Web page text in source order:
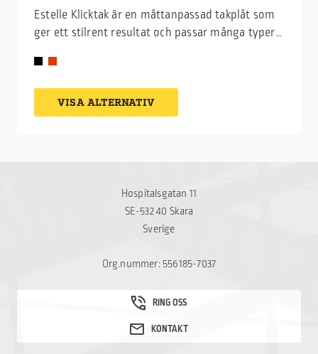
Estelle Klicktak är en måttanpassad takplåt som
ger ett stilrent resultat och passar många typer
funktion och uttryck över tid.
VISA ALTERNATIV
Hospitalsgatan 11
SE-532 40 Skara
Sverige
Org.nummer: 556185-7037